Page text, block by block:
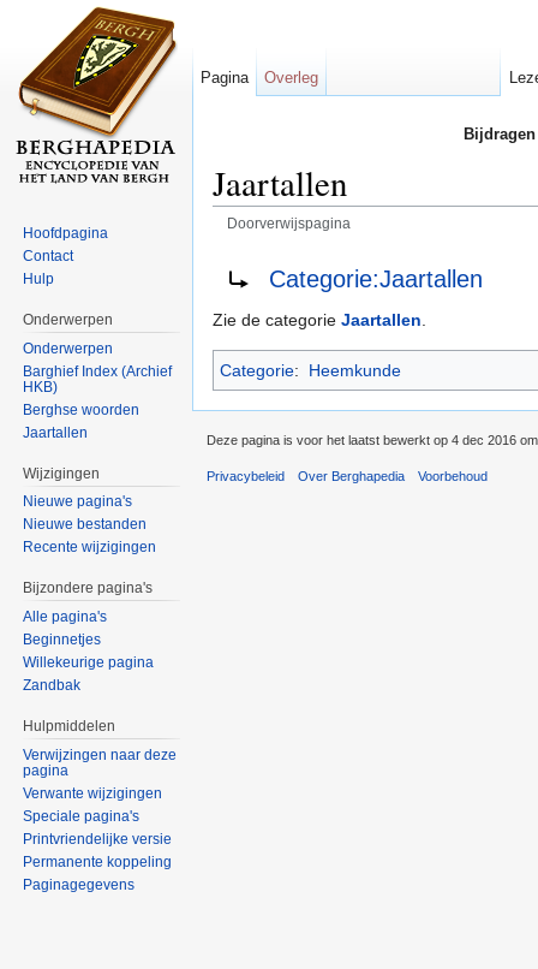
Jaartallen
Doorverwijspagina
Doorverwijzing naar:
Categorie:Jaartallen
Zie de categorie Jaartallen
Categorie: Heemkunde
Pagina Overleg
Hoofdpagina
Contact
Hulp
Onderwerpen
Onderwerpen
Barghief Index (Archief
HKB)
Berghse woorden
Jaartallen
Wijzigingen
Nieuwe pagina's
Nieuwe bestanden
Recente wijzigingen
Bijzondere pagina's
Alle pagina's
Beginnetjes
Willekeurige pagina
Zandbak
Hulpmiddelen
Verwijzingen naar deze
pagina
Verwante wijzigingen
Speciale pagina's
Printvriendelijke versie
Permanente koppeling
Paginagegevens
Deze pagina is voor het laatst bewerkt op 4 dec 2016
Privacybeleid Over Berghapedia Voorbehoud